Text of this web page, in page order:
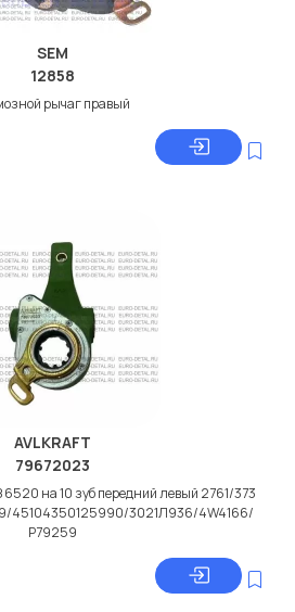
SEM
12858
рычаг правый
AVLKRAFT
79672023
на 10 зуб передний левый 2761/373
45104350125990/3021Л936/4W4166/
Р79259